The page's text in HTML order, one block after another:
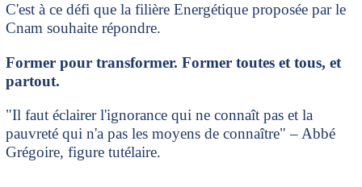
C'est à ce défi que la filière Energétique proposée par le
Cnam souhaite répondre.
Former pour transformer. Former toutes et tous, et
partout.
"Il faut éclairer l'ignorance qui ne connaît pas et la
pauvreté qui n'a pas les moyens de connaître" – Abbé
Grégoire, figure tutélaire.